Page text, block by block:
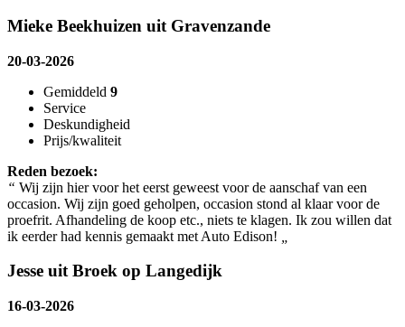
Mieke Beekhuizen uit Gravenzande
20-03-2026
Gemiddeld 9
Service
Deskundigheid
Prijs/kwaliteit
Reden bezoek:
“ Wij zijn hier voor het eerst geweest voor de aanschaf van een
occasion. Wij zijn goed geholpen, occasion stond al klaar voor de
proefrit. Afhandeling de koop etc., niets te klagen. Ik zou willen dat
ik eerder had kennis gemaakt met Auto Edison!
Jesse uit Broek op Langedijk
16-03-2026